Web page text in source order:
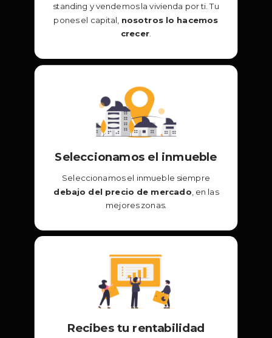
Seleccionamos el inmueble
Seleccionamos el inmueble siempre
debajo del precio de mercado , en las
mejores zonas.
standing y vendemos la vivienda por ti. Tu
pones el capital, nosotros lo hacemos
crecer.
Recibes tu rentabilidad